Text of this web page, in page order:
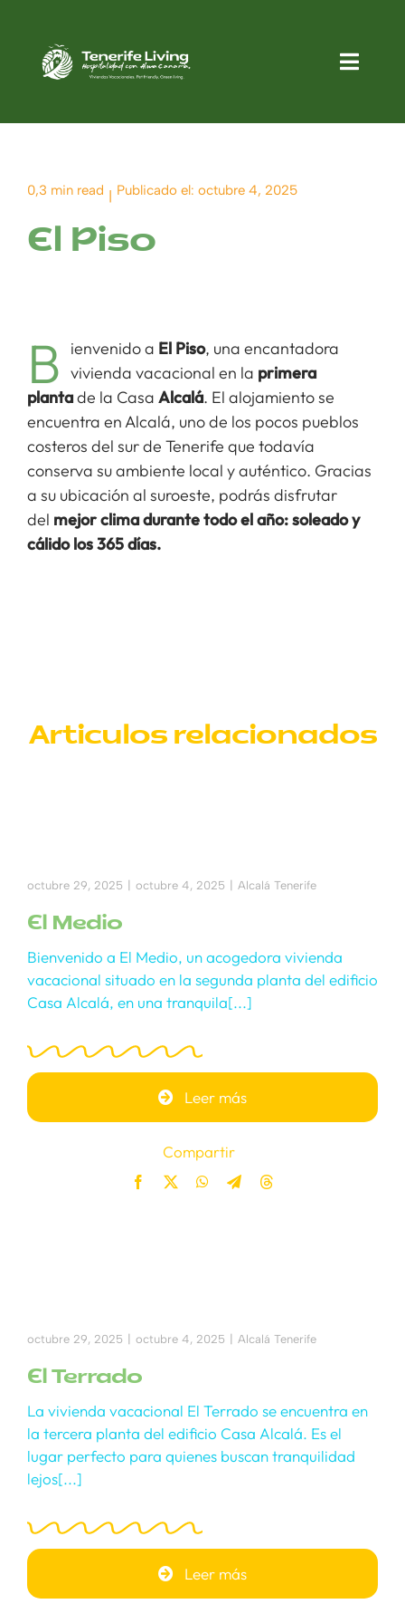
contenido
Apartamentos
Blog
Contacto
0,3 min read Publicado el: octubre 4, 2025
El Piso
B ienvenido a El Piso, una encantadora
vivienda vacacional en la primera
plantade la Casa Alcalá. El alojamiento se
encuentra en Alcalá, uno de los pocos pueblos
costeros del sur de Tenerife que todavía
conserva su ambiente local y auténtico. Gracias
a su ubicación al suroeste, podrás disfrutar
del mejor clima durante todo el año: soleado y
cálido los 365 días.
Articulos relacionados
octubre 29, 2025 octubre 4, 2025 Alcalá Tenerife
El Medio
Bienvenido a El Medio, un acogedora vivienda
vacacional situado en la segunda planta del edificio
Casa Alcalá, en una tranquila[...]
Leer más
Compartir
octubre 29, 2025 octubre 4, 2025 Alcalá Tenerife
El Terrado
La vivienda vacacional El Terrado se encuentra en
la tercera planta del edificio Casa Alcalá. Es el
lugar perfecto para quienes buscan tranquilidad
lejos[...]
Leer más